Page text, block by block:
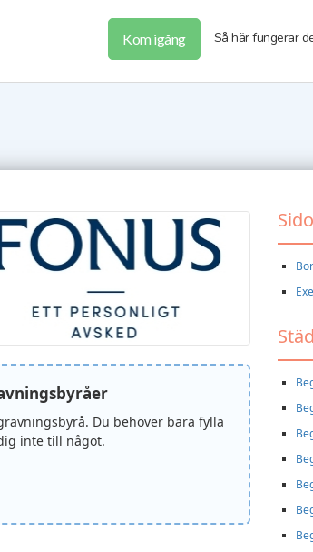
Kom igång Så här fungerar
Du behöver bara fylla
inte till något.